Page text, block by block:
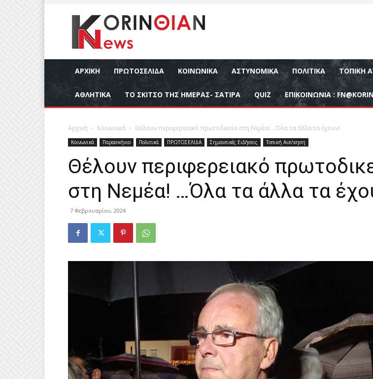
ΑΡΧΙΚΉ ΠΡΩΤΟΣΕΛΙΔΑ ΚΟΙΝΩΝΙΚΆ ΑΣΤΥΝΟΜΙΚΆ ΠΟΛΙΤΙΚΆ ΤΟΠΙΚΉ
ΑΘΛΗΤΙΚΆ ΤΟ ΣΚΙΤΣΟ ΤΗΣ ΗΜΕΡΑΣ- ΣΑΤΙΡΑ QUIZ ΕΠΙΚΟΙΝΩΝΊΑ :
Αρχική Κοινωνικά Θέλουν περιφερειακό πρωτοδικείο στη Νεμέα! …Όλα τα άλλα τα έχουν!
Κοινωνικά Παρασκήνιο Πολιτικά ΠΡΩΤΟΣΕΛΙΔΑ Σημαντικές Ειδήσεις Τοπική Αυτ/κηση
Θέλουν περιφερειακό
στη Νεμέα! …Όλα τα άλλα τα
7 Φεβρουαρίου, 2024